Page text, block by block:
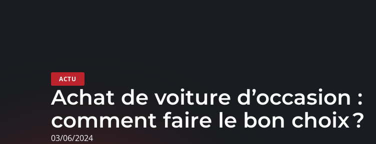
ACTU
Achat de voiture d’occasion :
comment faire le bon choix ?
03/06/2024